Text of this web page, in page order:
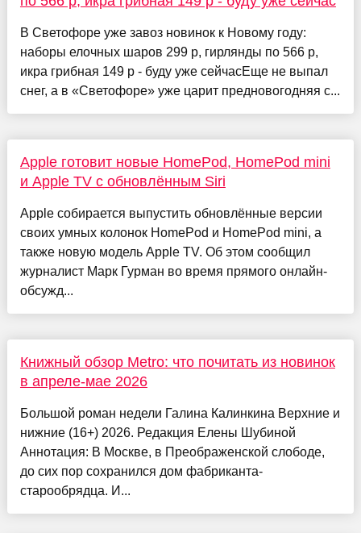
В Светофоре уже завоз новинок к Новому году:
наборы елочных шаров 299 р, гирлянды по 566 р,
икра грибная 149 р - буду уже сейчасЕще не выпал
снег, а в «Светофоре» уже царит предновогодняя с...
Apple готовит новые HomePod, HomePod mini
и Apple TV с обновлённым Siri
Apple собирается выпустить обновлённые версии
своих умных колонок HomePod и HomePod mini, а
также новую модель Apple TV. Об этом сообщил
журналист Марк Гурман во время прямого онлайн-
обсужд...
Книжный обзор Metro: что почитать из новинок
в апреле-мае 2026
Большой роман недели Галина Калинкина Верхние и
нижние (16+) 2026. Редакция Елены Шубиной
Аннотация: В Москве, в Преображенской слободе,
до сих пор сохранился дом фабриканта-
старообрядца. И...